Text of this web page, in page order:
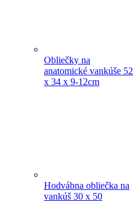
Obliečky na
anatomické vankúše 52
x 34 x 9-12cm
Hodvábna obliečka na
vankúš 30 x 50